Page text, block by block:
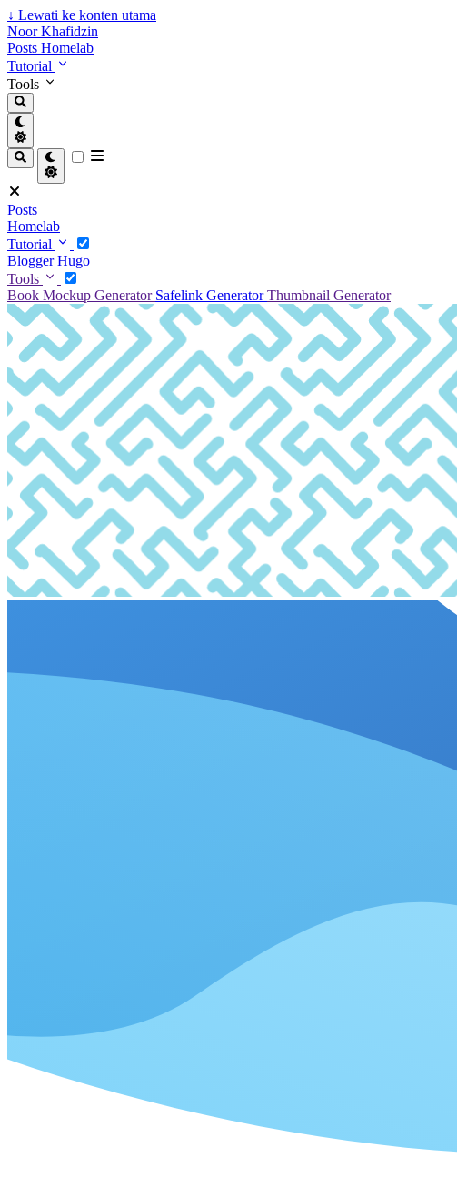
↓ Lewati ke konten utama
Noor Khafidzin
Posts Homelab
Tutorial
Tools
Posts
Homelab
Tutorial
BloggerHugo
Tools
Book Mockup Generator Safelink GeneratorThumbnail Generator